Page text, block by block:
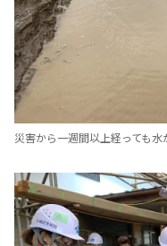
災害から一週間以上経っても水